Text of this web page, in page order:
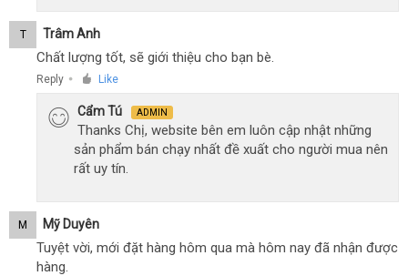
T Trâm Anh
Chất lượng tốt, sẽ giới thiệu cho bạn bè.
Reply ● Like
Cẩm Tú ADMIN
Thanks Chị, website bên em luôn cập nhật những
sản phẩm bán chạy nhất đề xuất cho người mua nên
rất uy tín.
M Mỹ Duyên
Tuyệt vời, mới đặt hàng hôm qua mà hôm nay đã nhận được
hàng.